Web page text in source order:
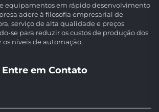
equipamentos em rápido desenvolvimento
adere à filosofia empresarial de
serviço de alta qualidade e preços
se para reduzir os custos de produção dos
níveis de automação,
Entre em Contato